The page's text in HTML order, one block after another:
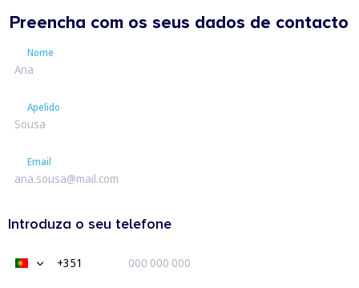
Preencha com os seus dados de contacto
Nome
Nome
Apelido
Apelido
Email
Email
Introduza o seu telefone
Portugal+351